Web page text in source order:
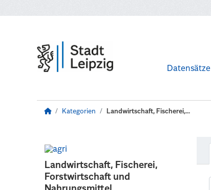
Datensätze
Kategorien Landwirtschaft, Fischerei,...
Landwirtschaft, Fischerei,
Forstwirtschaft und